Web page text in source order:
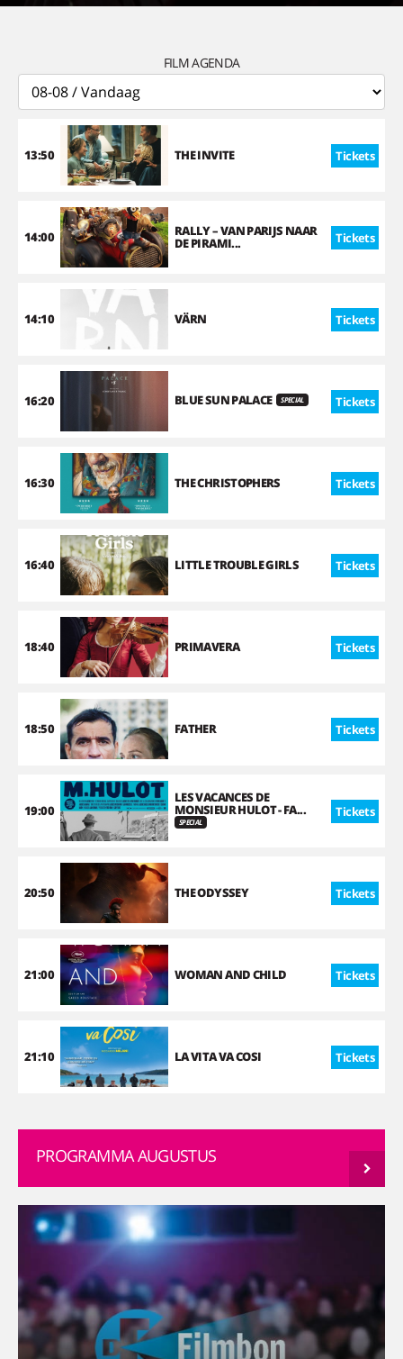
FILM AGENDA
13:50 THE INVITE Tickets
14:00 RALLY – VAN PARIJS NAAR
DE PIRAMI... Tickets
14:10 VÄRN Tickets
16:20 BLUE SUN PALACE SPECIAL Tickets
16:30 THE CHRISTOPHERS Tickets
16:40 LITTLE TROUBLE GIRLS Tickets
18:40 PRIMAVERA Tickets
18:50 FATHER Tickets
19:00
LES VACANCES DE
MONSIEUR HULOT - FA...
SPECIAL
Tickets
20:50 THE ODYSSEY Tickets
21:00 WOMAN AND CHILD Tickets
21:10 LA VITA VA COSI Tickets
PROGRAMMA AUGUSTUS